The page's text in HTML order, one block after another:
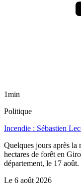
1min
Politique
Incendie : Sébastien
Quelques jours après
hectares de forêt en
département, le 17 août.
Le 6 août 2026